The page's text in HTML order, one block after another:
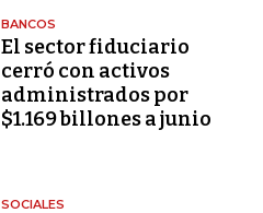
BANCOS
El sector fiduciario
cerró con activos
administrados por
$1.169 billones a junio
SOCIALES